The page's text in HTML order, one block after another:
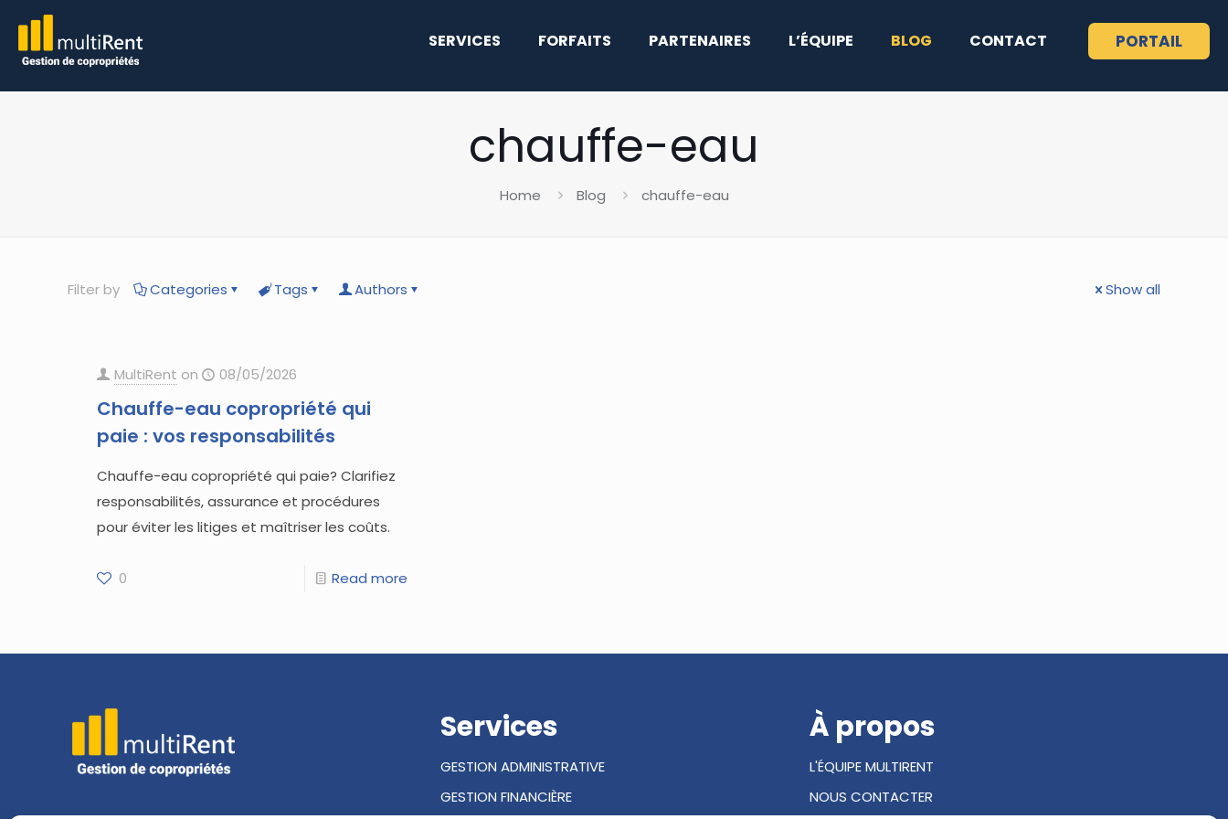
SERVICES FORFAITS PARTENAIRES L’ÉQUIPE BLOG CONTACT PORTAIL
chauffe-eau
Home Blog chauffe-eau
Filter by Categories Tags Authors Show all
MultiRent on 08/05/2026
Chauffe-eau copropriété qui
paie : vos responsabilités
Chauffe-eau copropriété qui paie? Clarifiez
responsabilités, assurance et procédures
pour éviter les litiges et maîtriser les coûts.
0 Read more
Services
GESTION ADMINISTRATIVE
GESTION FINANCIÈRE
À propos
L'ÉQUIPE MULTIRENT
NOUS CONTACTER